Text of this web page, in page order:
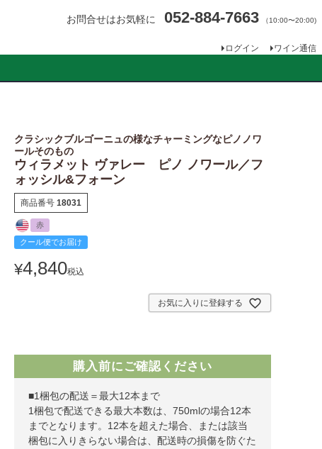
お問合せはお気軽に 052-884-7663 （10:00〜20:00)
ログイン ワイン通信
クラシックブルゴーニュの様なチャーミングなピノノワ
ールそのもの
ウィラメット ヴァレー ピノ ノワール／フ
ォッシル&フォーン
商品番号 18031
赤
クール便でお届け
¥4,840税込
お気に入りに登録する
購入前にご確認ください
■1梱包の配送＝最大12本まで
1梱包で配送できる最大本数は、750mlの場合12本
までとなります。12本を超えた場合、または該当
梱包に入りきらない場合は、配送時の損傷を防ぐた